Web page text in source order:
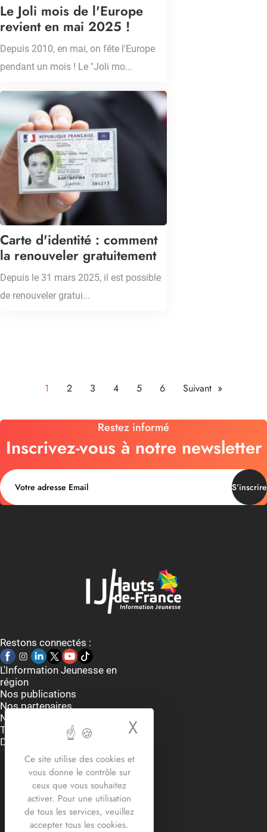
Ce site utilise des cookies et
vous donne le contrôle sur
ceux que vous souhaitez
activer. Pour une utilisation
de tous les services, veuillez
accepter tous les cookies.
X
Le Joli mois de l'Europe
revient en mai 2025 !
Depuis 2010, en mai, on fête l'Europe
pendant un mois ! Le "Joli mo...
Carte d'identité : comment
la renouveler gratuitement
Depuis le 31 mars 2025, il est possible
de renouveler gratui...
1 2 3 4 5 6 Suivant »
Restez informé
Inscrivez-vous à notre newsletter
S’inscrire
Restons connectés :
L'Information Jeunesse en
région
Nos publications
Nos partenaires
Nous contacter
Thématiques
Dispositifs et aides
Accueil du lundi au vendredi
9h-12h30 / 13h30 -17h30
2 rue Edouard Delesalle
59800 Lille
03.20.12.87.30
contact@crij-hdf.fr